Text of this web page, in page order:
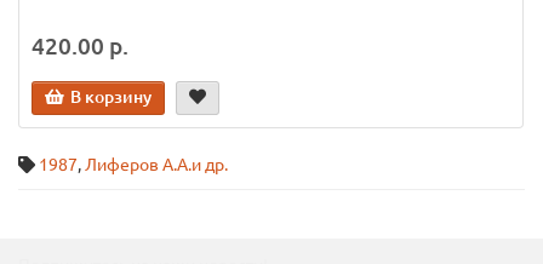
420.00 р.
В корзину
1987, Лиферов А.А.и др.